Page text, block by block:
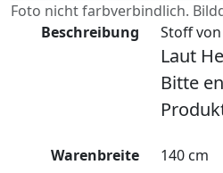
Foto nicht farbverbindlich.
Beschreibung
Stoff von
Laut
Bitte
Warenbreite
140 cm